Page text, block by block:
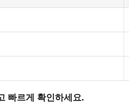
빠르게 확인하세요.